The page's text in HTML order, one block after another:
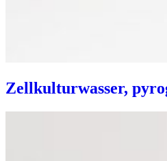
Zellkulturwasser,